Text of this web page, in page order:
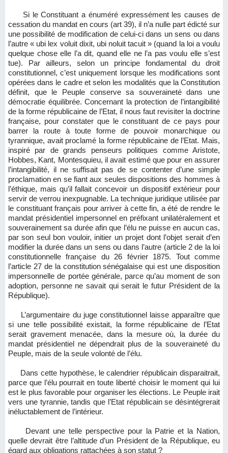
Si le Constituant a énuméré expressément les causes de
cessation du mandat en cours (art 39), il n’a nulle part édicté sur
une possibilité de modification de celui-ci dans un sens ou dans
l’autre « ubi lex voluit dixit, ubi noluit tacuit » (quand la loi a voulu
quelque chose elle l’a dit, quand elle ne l’a pas voulu elle s’est
tue). Par ailleurs, selon un principe fondamental du droit
constitutionnel, c’est uniquement lorsque les modifications sont
opérées dans le cadre et selon les modalités que la Constitution
définit, que le Peuple conserve sa souveraineté dans une
démocratie équilibrée. Concernant la protection de l’intangibilité
de la forme républicaine de l’Etat, il nous faut revisiter la doctrine
française, pour constater que le constituant de ce pays pour
barrer la route à toute forme de pouvoir monarchique ou
tyrannique, avait proclamé la forme républicaine de l’Etat. Mais,
inspiré par de grands penseurs politiques comme Aristote,
Hobbes, Kant, Montesquieu, il avait estimé que pour en assurer
l’intangibilité, il ne suffisait pas de se contenter d’une simple
proclamation en se fiant aux seules dispositions des hommes à
l’éthique, mais qu’il fallait concevoir un dispositif extérieur pour
servir de verrou inexpugnable. La technique juridique utilisée par
le constituant français pour arriver à cette fin, a été de rendre le
mandat présidentiel impersonnel en préfixant unilatéralement et
souverainement sa durée afin que l’élu ne puisse en aucun cas,
par son seul bon vouloir, initier un projet dont l’objet serait d’en
modifier la durée dans un sens ou dans l’autre (article 2 de la loi
constitutionnelle française du 26 février 1875. Tout comme
l’article 27 de la constitution sénégalaise qui est une disposition
impersonnelle de portée générale, parce qu’au moment de son
adoption, personne ne savait qui serait le futur Président de la
République).
L’argumentaire du juge constitutionnel laisse apparaître que
si une telle possibilité existait, la forme républicaine de l’Etat
serait gravement menacée, dans la mesure où, la durée du
mandat présidentiel ne dépendrait plus de la souveraineté du
Peuple, mais de la seule volonté de l’élu.
Dans cette hypothèse, le calendrier républicain disparaitrait,
parce que l’élu pourrait en toute liberté choisir le moment qui lui
est le plus favorable pour organiser les élections. Le Peuple irait
vers une tyrannie, tandis que l’Etat républicain se désintégrerait
inéluctablement de l’intérieur.
Devant une telle perspective pour la Patrie et la Nation,
quelle devrait être l’altitude d’un Président de la République, eu
égard aux obligations rattachées à son statut ?